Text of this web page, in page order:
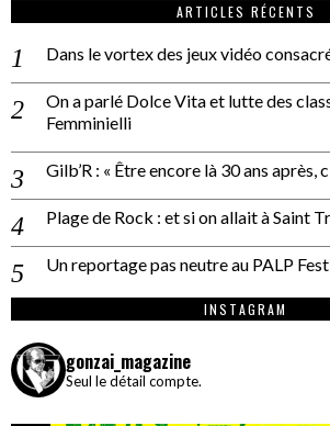
ARTICLES RÉCENTS
Dans le vortex des jeux vidéo
On a parlé Dolce Vita et lutte des
Femminielli
Gilb’R : « Être encore là 30 ans après,
Plage de Rock : et si on allait à Saint
Un reportage pas neutre au PALP
INSTAGRAM
gonzai_magazine
Seul le détail compte.